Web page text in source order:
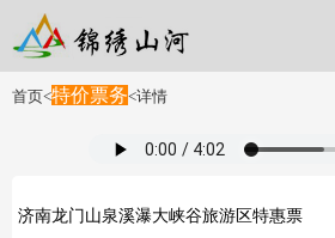
首页<特价票务<详情
济南龙门山泉溪瀑大峡谷旅游区特惠票